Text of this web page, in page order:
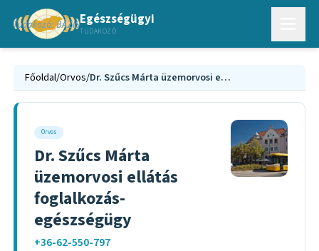
Egészségügyi
TUDAKOZÓ
Főoldal/Orvos/ Dr. Szűcs Márta üzemorvosi ellátás foglalkozás-egészségügy
Orvos
Dr. Szűcs Márta
üzemorvosi ellátás
foglalkozás-
egészségügy
+36-62-550-797